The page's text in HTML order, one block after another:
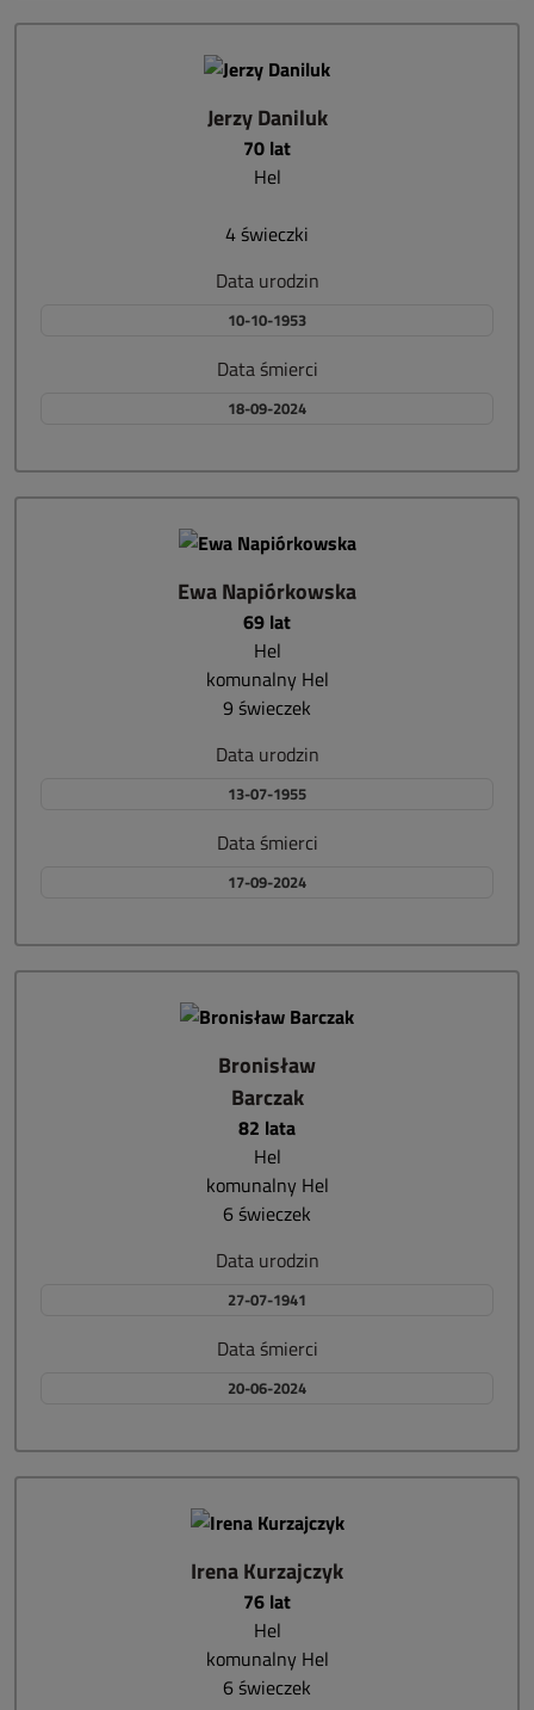
Jerzy Daniluk
70 lat
Hel
4 świeczki
Data urodzin
10-10-1953
Data śmierci
18-09-2024
Ewa Napiórkowska
69 lat
Hel
komunalny Hel
9 świeczek
Data urodzin
13-07-1955
Data śmierci
17-09-2024
Bronisław
Barczak
82 lata
Hel
komunalny Hel
6 świeczek
Data urodzin
27-07-1941
Data śmierci
20-06-2024
Irena Kurzajczyk
76 lat
Hel
komunalny Hel
6 świeczek